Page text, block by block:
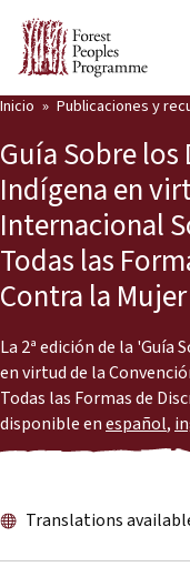
Quiénes somos
Sala de prensa
Nuestro trabajo
Voces
Socios y Países
Últimas noticias
Publicaciones y
Noticias
Comunicados de
Inicio Publicaciones y
Guía Sobre los
Indígena en
Internacional
Todas las
Contra la
La 2ª edición de la 'Guía
en virtud de la
Todas las Formas de
disponible enespañol,
Translations